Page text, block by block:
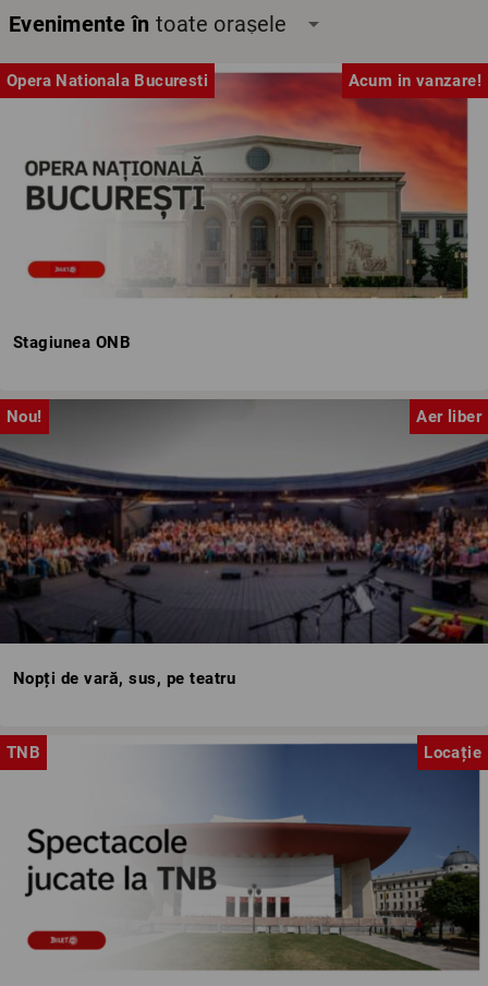
Evenimente în toate orașele arrow_drop_down
Opera Nationala Bucuresti Acum in vanzare!
Stagiunea ONB
Nou! Aer liber
Nopți de vară, sus, pe teatru
TNB Locație